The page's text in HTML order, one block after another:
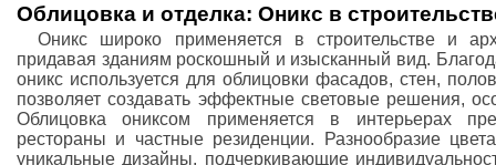
Облицовка и отделка: Оникс в
Оникс широко применяется в строительстве и
придавая зданиям роскошный и изысканный вид.
оникс используется для облицовки фасадов, стен,
позволяет создавать эффектные световые решения,
Облицовка ониксом применяется в интерьерах
рестораны и частные резиденции. Разнообразие
уникальные дизайны, подчеркивающие